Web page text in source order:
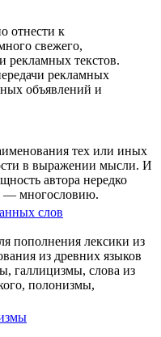
отнести к
свежего,
рекламных текстов.
рекламных
объявлений и
тех или иных
в выражении мысли. И
автора нередко
— многословию.
слов
пополнения лексики из
из древних языков
галлицизмы, слова из
полонизмы,